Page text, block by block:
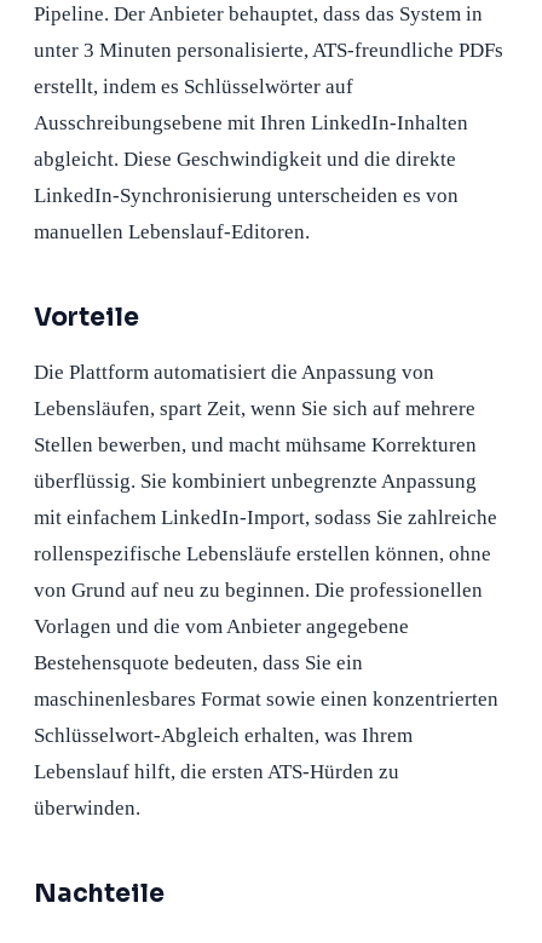
Pipeline. Der Anbieter behauptet, dass das System in
unter 3 Minuten personalisierte, ATS-freundliche PDFs
erstellt, indem es Schlüsselwörter auf
Ausschreibungsebene mit Ihren LinkedIn-Inhalten
abgleicht. Diese Geschwindigkeit und die direkte
LinkedIn-Synchronisierung unterscheiden es von
manuellen Lebenslauf-Editoren.
Vorteile
Die Plattform automatisiert die Anpassung von
Lebensläufen, spart Zeit, wenn Sie sich auf mehrere
Stellen bewerben, und macht mühsame Korrekturen
überflüssig. Sie kombiniert unbegrenzte Anpassung
mit einfachem LinkedIn-Import, sodass Sie zahlreiche
rollenspezifische Lebensläufe erstellen können, ohne
von Grund auf neu zu beginnen. Die professionellen
Vorlagen und die vom Anbieter angegebene
Bestehensquote bedeuten, dass Sie ein
maschinenlesbares Format sowie einen konzentrierten
Schlüsselwort-Abgleich erhalten, was Ihrem
Lebenslauf hilft, die ersten ATS-Hürden zu
überwinden.
Nachteile